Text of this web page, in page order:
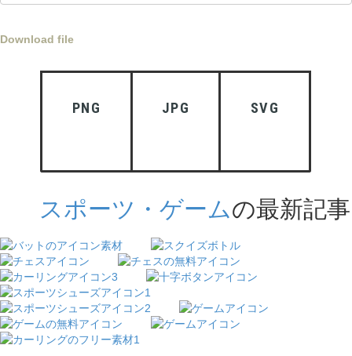
Download file
PNG JPG SVG
スポーツ・ゲームの最新記事